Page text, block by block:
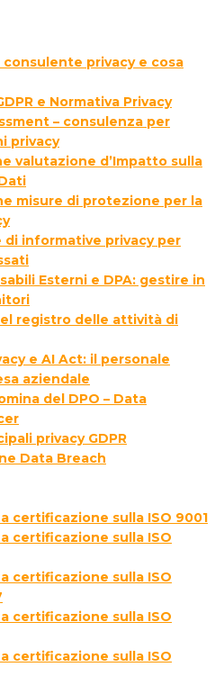
consulente privacy e cosa
e Normativa Privacy
– consulenza per
privacy
valutazione d’Impatto sulla
misure di protezione per la
di informative privacy per
Esterni e DPA: gestire in
registro delle attività di
e AI Act: il personale
aziendale
del DPO – Data
privacy GDPR
Data Breach
certificazione sulla ISO 9001
certificazione sulla ISO
certificazione sulla ISO
certificazione sulla ISO
certificazione sulla ISO